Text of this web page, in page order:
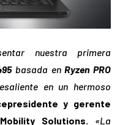
nuestra primera
basada enRyzen PRO
en un hermoso
y gerente
Solutions. «La